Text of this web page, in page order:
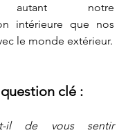
autant notre
intérieure que nos
le monde extérieur.
clé :
t-il de vous sentir